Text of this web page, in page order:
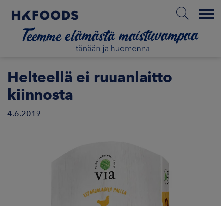
Menu
ETUSIVU
Helteellä ei ruuanlaitto
kiinnosta
4.6.2019